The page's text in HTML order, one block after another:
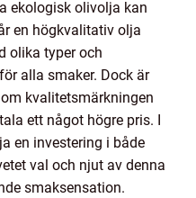
ekologisk olivolja kan
en högkvalitativ olja
olika typer och
alla smaker. Dock är
kvalitetsmärkningen
ett något högre pris. I
en investering i både
val och njut av denna
smaksensation.